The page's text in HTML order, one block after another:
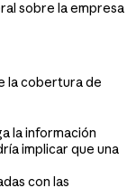
sobre la empresa
la cobertura de
la información
implicar que una
con las